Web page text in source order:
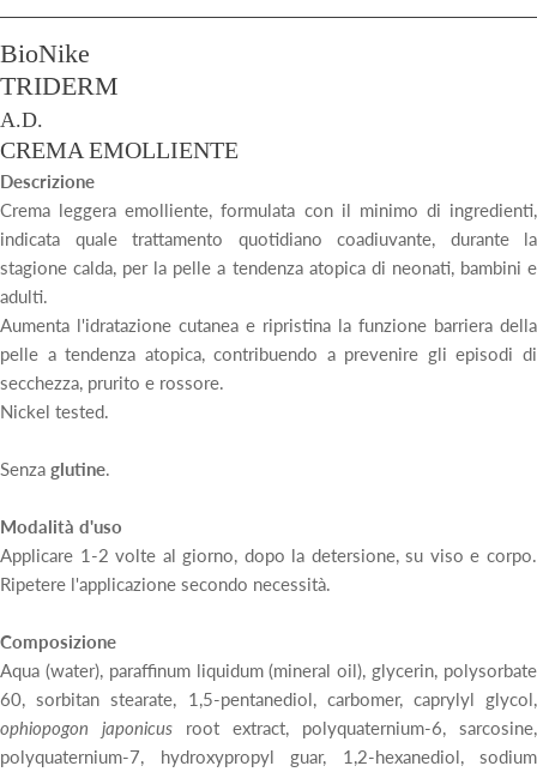
BioNike
TRIDERM
A.D.
CREMA EMOLLIENTE
Descrizione
Crema leggera emolliente, formulata con il minimo di ingredienti,
indicata quale trattamento quotidiano coadiuvante, durante la
stagione calda, per la pelle a tendenza atopica di neonati, bambini e
adulti.
Aumenta l'idratazione cutanea e ripristina la funzione barriera della
pelle a tendenza atopica, contribuendo a prevenire gli episodi di
secchezza, prurito e rossore.
Nickel tested.
Senza glutine.
Modalità d'uso
Applicare 1-2 volte al giorno, dopo la detersione, su viso e corpo.
Ripetere l'applicazione secondo necessità.
Composizione
Aqua (water), paraffinum liquidum (mineral oil), glycerin, polysorbate
60, sorbitan stearate, 1,5-pentanediol, carbomer, caprylyl glycol,
ophiopogon japonicus root extract, polyquaternium-6, sarcosine,
polyquaternium-7, hydroxypropyl guar, 1,2-hexanediol, sodium